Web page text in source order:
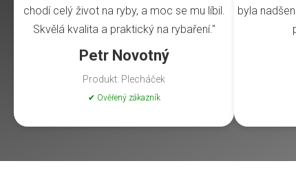
chodí celý život na ryby, a moc se mu líbil.
Skvělá kvalita a praktický na rybaření."
Petr Novotný
Produkt: Plecháček
✔ Ověřený zákazník
byla